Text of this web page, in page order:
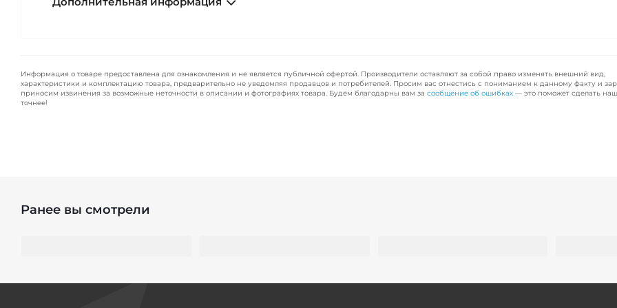
Информация о товаре предоставлена для ознакомления и не является публичной офертой. Производители оставляют за собой право изменять внешний вид,
характеристики и комплектацию товара, предварительно не уведомляя продавцов и потребителей. Просим вас отнестись с пониманием к данному факту и
приносим извинения за возможные неточности в описании и фотографиях товара. Будем благодарны вам за сообщение об ошибках — это поможет сделать
точнее!
Ранее вы смотрели